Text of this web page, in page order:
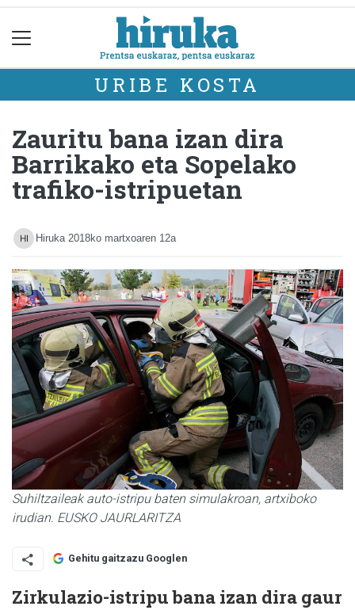
URIBE KOSTA
Zauritu bana izan dira
Barrikako eta Sopelako
trafiko-istripuetan
Hiruka 2018ko martxoaren 12a
Suhiltzaileak auto-istripu baten simulakroan, artxiboko
irudian. EUSKO JAURLARITZA
Gehitu gaitzazu Googlen
Zirkulazio-istripu bana izan dira gaur